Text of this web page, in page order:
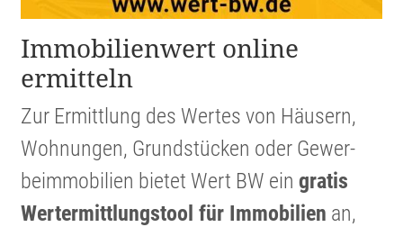
Immobi­li­en­wert online
ermitteln
Zur Ermitt­lung des Wertes von Häusern,
Wohnungen, Grund­stücken oder Gewer­
beim­mo­bi­lien bietet Wert BW ein gratis
Werter­mitt­lungs­tool für Immobi­lien an,